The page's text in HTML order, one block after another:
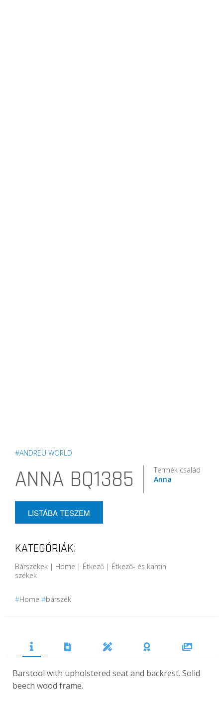
#ANDREU WORLD
ANNA BQ1385
Termék család
Anna
LISTÁBA TESZEM
KATEGÓRIÁK:
Bárszékek | Home | Étkező | Étkező- és kantin
székek
#Home #bárszék
Barstool with upholstered seat and backrest. Solid
beech wood frame.